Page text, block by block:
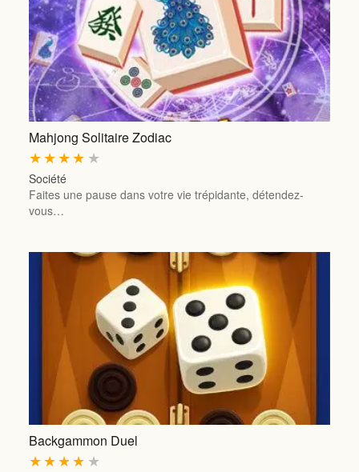
Mahjong Solitaire Zodiac
★
★
★
★
★
Société
Faites une pause dans votre vie trépidante, détendez-
vous…
Backgammon Duel
★
★
★
★
★